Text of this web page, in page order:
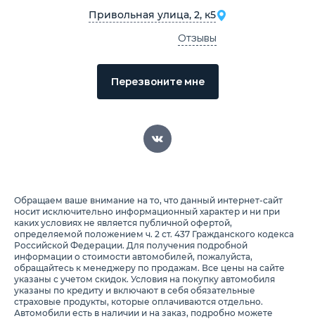
Привольная улица, 2, к5
Отзывы
Перезвоните мне
Обращаем ваше внимание на то, что данный интернет-сайт
носит исключительно информационный характер и ни при
каких условиях не является публичной офертой,
определяемой положением ч. 2 ст. 437 Гражданского кодекса
Российской Федерации. Для получения подробной
информации о стоимости автомобилей, пожалуйста,
обращайтесь к менеджеру по продажам. Все цены на сайте
указаны с учетом скидок. Условия на покупку автомобиля
указаны по кредиту и включают в себя обязательные
страховые продукты, которые оплачиваются отдельно.
Автомобили есть в наличии и на заказ, подробно можете